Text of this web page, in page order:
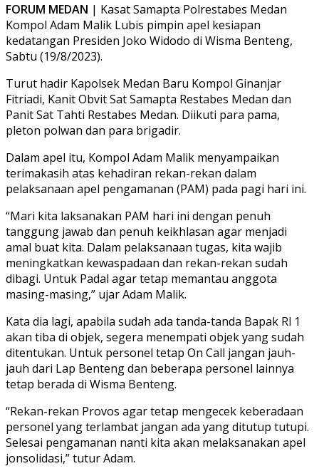
FORUM MEDAN | Kasat Samapta Polrestabes Medan
Kompol Adam Malik Lubis pimpin apel kesiapan
kedatangan Presiden Joko Widodo di Wisma Benteng,
Sabtu (19/8/2023).
Turut hadir Kapolsek Medan Baru Kompol Ginanjar
Fitriadi, Kanit Obvit Sat Samapta Restabes Medan dan
Panit Sat Tahti Restabes Medan. Diikuti para pama,
pleton polwan dan para brigadir.
Dalam apel itu, Kompol Adam Malik menyampaikan
terimakasih atas kehadiran rekan-rekan dalam
pelaksanaan apel pengamanan (PAM) pada pagi hari ini.
“Mari kita laksanakan PAM hari ini dengan penuh
tanggung jawab dan penuh keikhlasan agar menjadi
amal buat kita. Dalam pelaksanaan tugas, kita wajib
meningkatkan kewaspadaan dan rekan-rekan sudah
dibagi. Untuk Padal agar tetap memantau anggota
masing-masing,” ujar Adam Malik.
Kata dia lagi, apabila sudah ada tanda-tanda Bapak Rl 1
akan tiba di objek, segera menempati objek yang sudah
ditentukan. Untuk personel tetap On Call jangan jauh-
jauh dari Lap Benteng dan beberapa personel lainnya
tetap berada di Wisma Benteng.
“Rekan-rekan Provos agar tetap mengecek keberadaan
personel yang terlambat jangan ada yang ditutup tutupi.
Selesai pengamanan nanti kita akan melaksanakan apel
jonsolidasi,” tutur Adam.